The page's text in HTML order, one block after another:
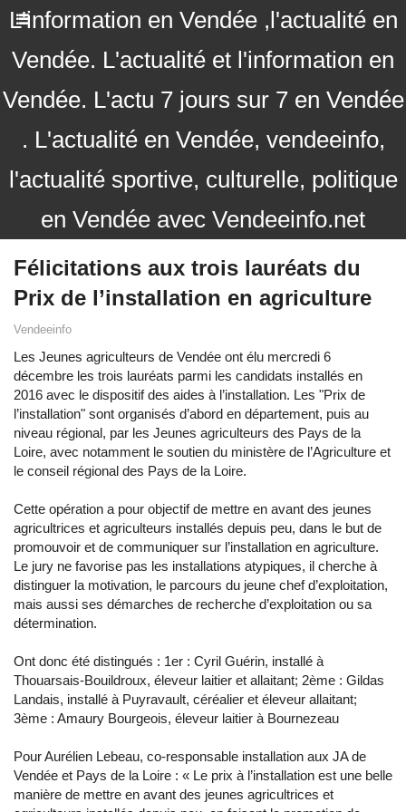
L'information en Vendée ,l'actualité en
Vendée. L'actualité et l'information en
Vendée. L'actu 7 jours sur 7 en Vendée
. L'actualité en Vendée, vendeeinfo,
l'actualité sportive, culturelle, politique
en Vendée avec Vendeeinfo.net
Félicitations aux trois lauréats du
Prix de l’installation en agriculture
Vendeeinfo
Les Jeunes agriculteurs de Vendée ont élu mercredi 6
décembre les trois lauréats parmi les candidats installés en
2016 avec le dispositif des aides à l’installation. Les "Prix de
l’installation" sont organisés d’abord en département, puis au
niveau régional, par les Jeunes agriculteurs des Pays de la
Loire, avec notamment le soutien du ministère de l’Agriculture et
le conseil régional des Pays de la Loire.
Cette opération a pour objectif de mettre en avant des jeunes
agricultrices et agriculteurs installés depuis peu, dans le but de
promouvoir et de communiquer sur l’installation en agriculture.
Le jury ne favorise pas les installations atypiques, il cherche à
distinguer la motivation, le parcours du jeune chef d’exploitation,
mais aussi ses démarches de recherche d’exploitation ou sa
détermination.
Ont donc été distingués : 1er : Cyril Guérin, installé à
Thouarsais-Bouildroux, éleveur laitier et allaitant; 2ème : Gildas
Landais, installé à Puyravault, céréalier et éleveur allaitant;
3ème : Amaury Bourgeois, éleveur laitier à Bournezeau
Pour Aurélien Lebeau, co-responsable installation aux JA de
Vendée et Pays de la Loire : « Le prix à l’installation est une belle
manière de mettre en avant des jeunes agricultrices et